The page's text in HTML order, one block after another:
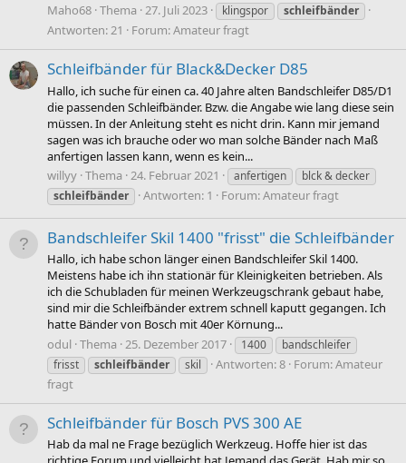
Maho68 Thema 27. Juli 2023 klingspor schleifbänder
Antworten: 21 Forum:Amateur fragt
Schleifbänder für Black&Decker D85
Hallo, ich suche für einen ca. 40 Jahre alten Bandschleifer D85/D1
die passenden Schleifbänder. Bzw. die Angabe wie lang diese sein
müssen. In der Anleitung steht es nicht drin. Kann mir jemand
sagen was ich brauche oder wo man solche Bänder nach Maß
anfertigen lassen kann, wenn es kein...
willyy Thema 24. Februar 2021 anfertigen
blck & decker
schleifbänder
Antworten: 1 Forum:Amateur fragt
Bandschleifer Skil 1400 "frisst" die Schleifbänder
Hallo, ich habe schon länger einen Bandschleifer Skil 1400.
Meistens habe ich ihn stationär für Kleinigkeiten betrieben. Als
ich die Schubladen für meinen Werkzeugschrank gebaut habe,
sind mir die Schleifbänder extrem schnell kaputt gegangen. Ich
hatte Bänder von Bosch mit 40er Körnung...
odul Thema 25. Dezember 2017 1400
bandschleifer
frisst
schleifbänder skil Antworten: 8 Forum:Amateur
fragt
Schleifbänder für Bosch PVS 300 AE
Hab da mal ne Frage bezüglich Werkzeug. Hoffe hier ist das